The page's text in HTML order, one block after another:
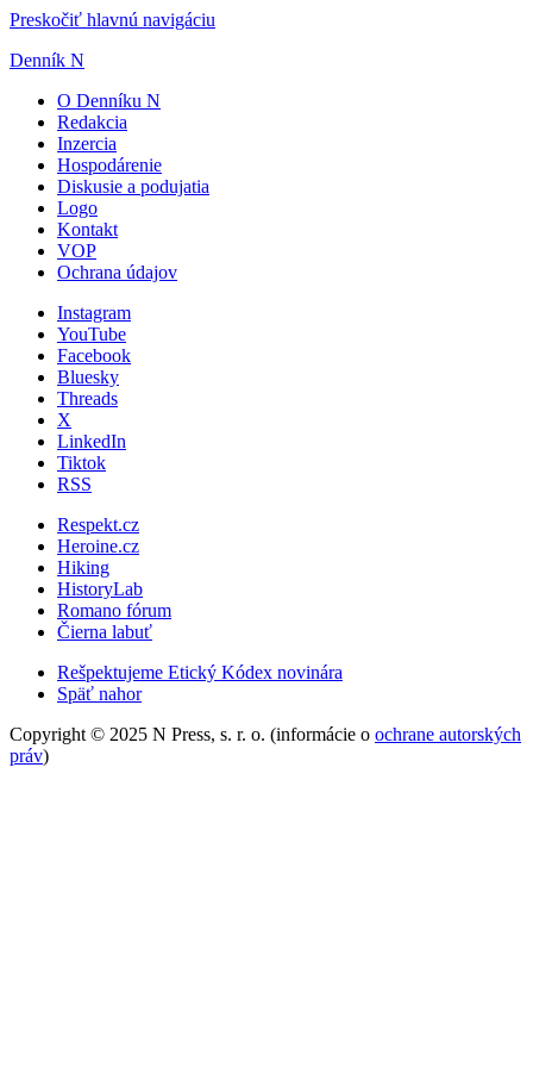
Preskočiť hlavnú navigáciu
Denník N
O Denníku N
Redakcia
Inzercia
Hospodárenie
Diskusie a podujatia
Logo
Kontakt
VOP
Ochrana údajov
Instagram
YouTube
Facebook
Bluesky
Threads
X
LinkedIn
Tiktok
RSS
Respekt.cz
Heroine.cz
Hiking
HistoryLab
Romano fórum
Čierna labuť
Rešpektujeme Etický Kódex novinára
Späť nahor
Copyright © 2025 N Press, s. r. o. (informácie o ochrane autorských
práv)